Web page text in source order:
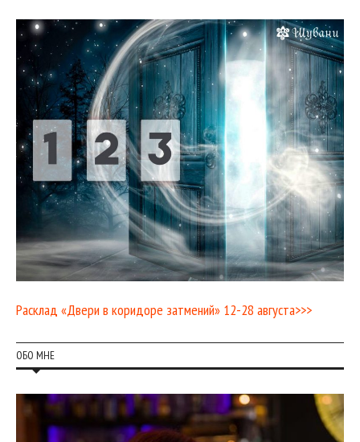
Расклад «Двери в коридоре затмений» 12-28 августа>>>
ОБО МНЕ